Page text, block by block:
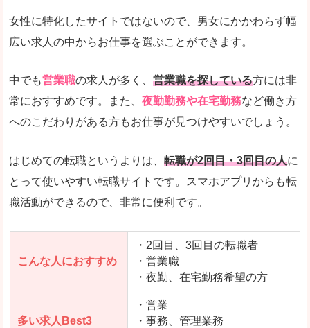
エンジニア職の求人においては、ほかにない専門
求人数が少ないので、逆に探しやすいといった一
求人を含んだページを見てみる
女性に特化したサイトではないので、男女にかかわらず幅
広い求人の中からお仕事を選ぶことができます。
中でも営業職の求人が多く、 営業職を探している方には非
常におすすめです。また、 夜勤勤務や在宅勤務など働き方
へのこだわりがある方もお仕事が見つけやすいでしょう。
はじめての転職というよりは、 転職が2回目・3回目の人に
とって使いやすい転職サイトです。スマホアプリからも転
職活動ができるので、非常に便利です。
こんな人におすすめ
・2回目、3回目の転職者
・営業職
・夜勤、在宅勤務希望の方
多い求人Best3
・営業
・事務、管理業務